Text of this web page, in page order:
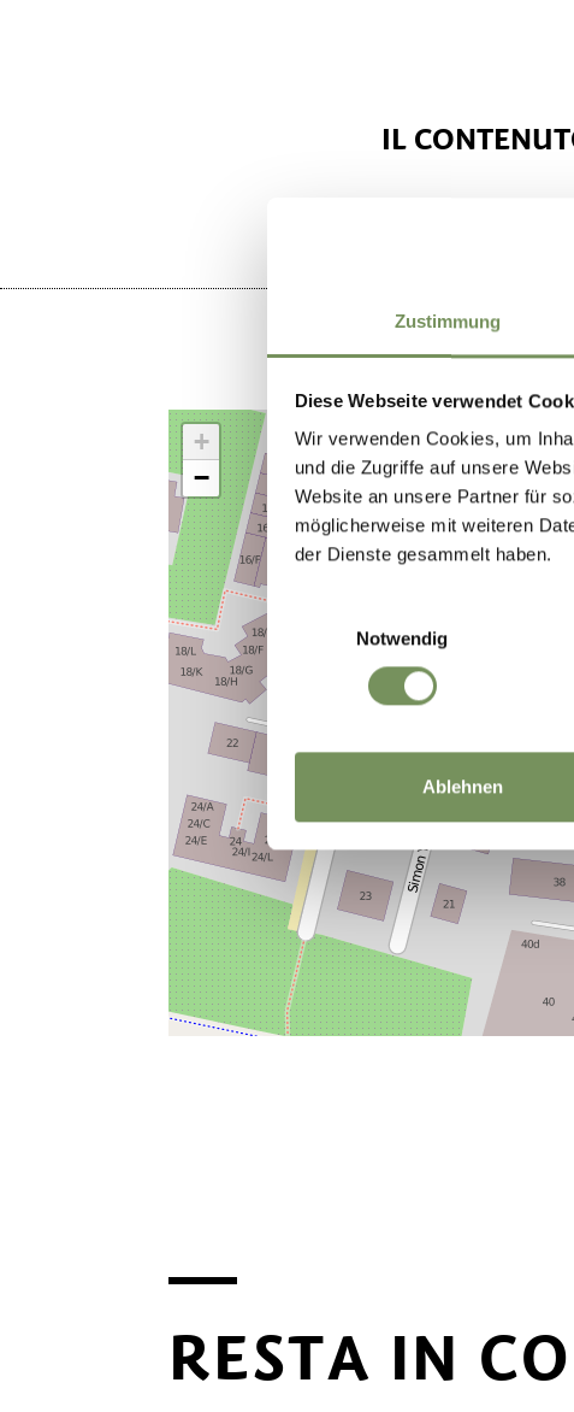
Zustimmung
Diese Webseite verwendet
Wir verwenden Cookies, um
und die Zugriffe auf unsere
Website an unsere Partner für
möglicherweise mit weiteren
der Dienste gesammelt haben.
Einwilligungsauswahl
Notwendig
Ablehnen
IL
+
−
RESTA IN